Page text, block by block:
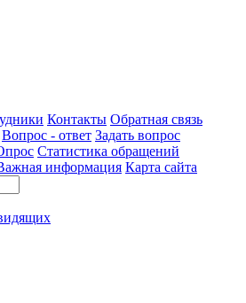
Контакты Обратная связь
Вопрос - ответ Задать вопрос
Статистика обращений
информация Карта сайта